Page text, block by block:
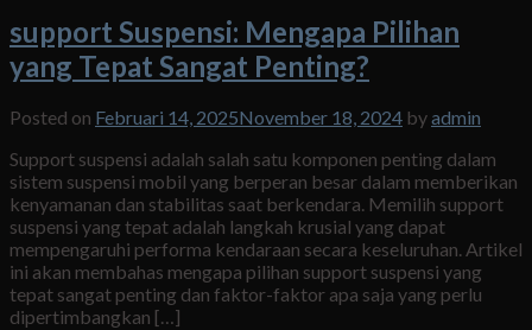
support Suspensi: Mengapa Pilihan
yang Tepat Sangat Penting?
Posted on Februari 14, 2025November 18, 2024 byadmin
Support suspensi adalah salah satu komponen penting dalam
sistem suspensi mobil yang berperan besar dalam memberikan
kenyamanan dan stabilitas saat berkendara. Memilih support
suspensi yang tepat adalah langkah krusial yang dapat
mempengaruhi performa kendaraan secara keseluruhan. Artikel
ini akan membahas mengapa pilihan support suspensi yang
tepat sangat penting dan faktor-faktor apa saja yang perlu
dipertimbangkan […]